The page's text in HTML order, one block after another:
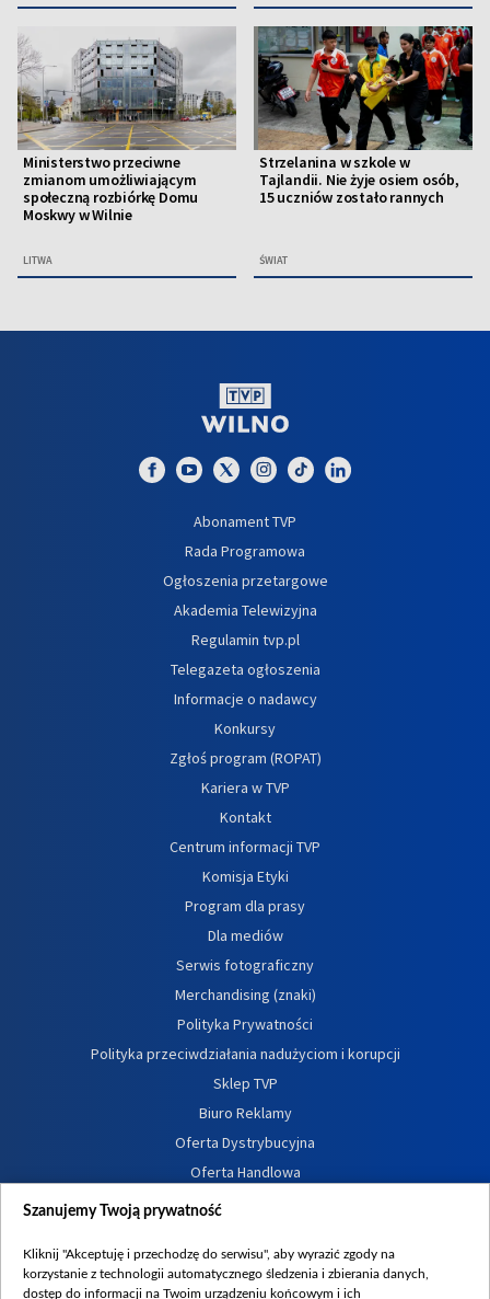
Ministerstwo przeciwne
zmianom umożliwiającym
społeczną rozbiórkę Domu
Moskwy w Wilnie
LITWA
Strzelanina w szkole w
Tajlandii. Nie żyje osiem osób,
15 uczniów zostało rannych
ŚWIAT
Abonament TVP
Rada Programowa
Ogłoszenia przetargowe
Akademia Telewizyjna
Regulamin tvp.pl
Telegazeta ogłoszenia
Informacje o nadawcy
Konkursy
Zgłoś program (ROPAT)
Kariera w TVP
Kontakt
Centrum informacji TVP
Komisja Etyki
Program dla prasy
Dla mediów
Serwis fotograficzny
Merchandising (znaki)
Polityka Prywatności
Polityka przeciwdziałania nadużyciom i korupcji
Sklep TVP
Biuro Reklamy
Oferta Dystrybucyjna
Oferta Handlowa
Dostępność
Procedura zgłoszeń wewnętrznych
Szanujemy Twoją prywatność
Kliknij "Akceptuję i przechodzę do serwisu", aby wyrazić zgody na
korzystanie z technologii automatycznego śledzenia i zbierania danych,
dostęp do informacji na Twoim urządzeniu końcowym i ich